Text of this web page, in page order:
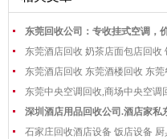
东莞回收公司：专收挂式空调，
东莞酒店回收 奶茶店面包店回收
东莞酒店回收 东莞酒楼回收 东
东莞中央空调回收,商场中央空调
深圳酒店用品回收公司.酒店家私
石家庄回收酒店设备 饭店设备 厨